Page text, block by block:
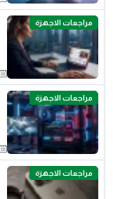
مراجعات الاجهزة
مراجعات الاجهزة
مراجعات الاجهزة